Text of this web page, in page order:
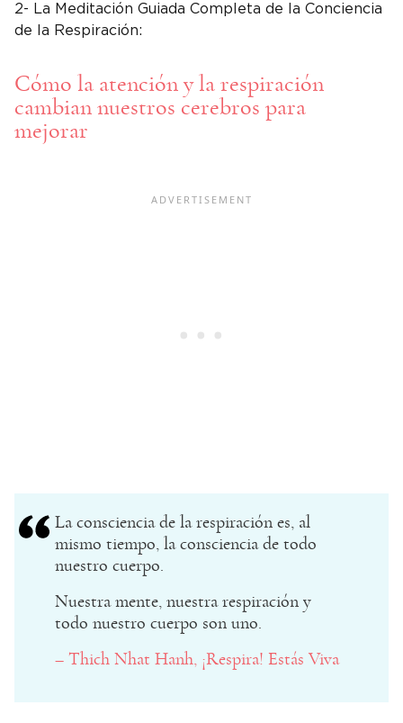
2- La Meditación Guiada Completa de la Conciencia
de la Respiración:
Cómo la atención y la respiración
cambian nuestros cerebros para
mejorar
La consciencia de la respiración es, al
mismo tiempo, la consciencia de todo
nuestro cuerpo.
Nuestra mente, nuestra respiración y
todo nuestro cuerpo son uno.
– Thich Nhat Hanh, ¡Respira! Estás Viva